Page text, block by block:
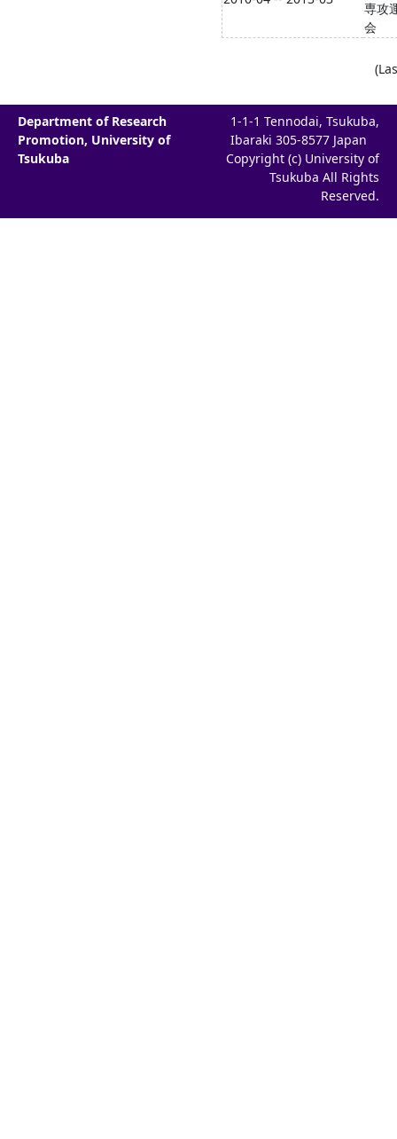
専攻
会
Department of Research
Promotion, University of
Tsukuba
1-1-1 Tennodai, Tsukuba,
Ibaraki 305-8577 Japan
Copyright (c) University of
Tsukuba All Rights
Reserved.